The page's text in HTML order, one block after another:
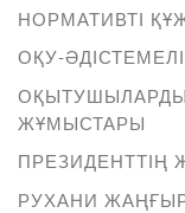
НОРМАТИВТІ
ОҚУ-
ЖҰМЫСТАРЫ
ПРЕЗИДЕНТТІҢ
РУХАНИ